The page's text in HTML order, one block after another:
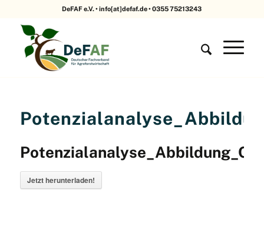
DeFAF e.V. • info[at]defaf.de • 0355 75213243
Potenzialanalyse_Abbildung_C2
Jetzt herunterladen!